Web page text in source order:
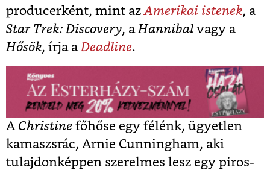
producerként, mint az Amerikai istenek, a
Star Trek: Discovery, aHannibal vagy a
Hősök, írja aDeadline.
A Christine főhőse egy félénk, ügyetlen
kamaszsrác, Arnie Cunningham, aki
tulajdonképpen szerelmes lesz egy piros-